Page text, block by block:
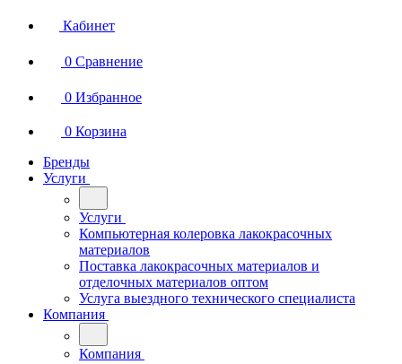
Кабинет
0 Сравнение
0 Избранное
0 Корзина
Бренды
Услуги
Услуги
Компьютерная колеровка лакокрасочных
материалов
Поставка лакокрасочных материалов и
отделочных материалов оптом
Услуга выездного технического специалиста
Компания
Компания